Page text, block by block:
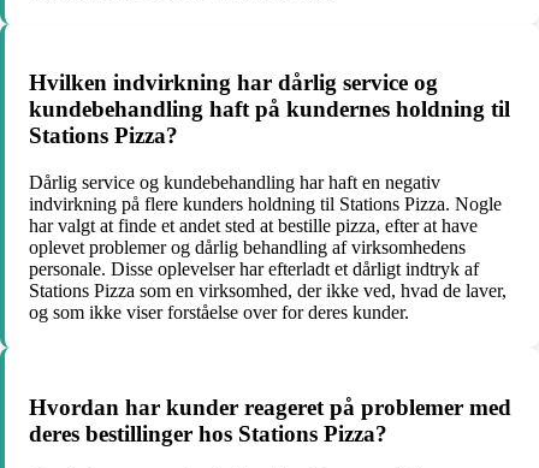
Hvilken indvirkning har dårlig service og
kundebehandling haft på kundernes holdning til
Stations Pizza?
Dårlig service og kundebehandling har haft en negativ
indvirkning på flere kunders holdning til Stations Pizza. Nogle
har valgt at finde et andet sted at bestille pizza, efter at have
oplevet problemer og dårlig behandling af virksomhedens
personale. Disse oplevelser har efterladt et dårligt indtryk af
Stations Pizza som en virksomhed, der ikke ved, hvad de laver,
og som ikke viser forståelse over for deres kunder.
Hvordan har kunder reageret på problemer med
deres bestillinger hos Stations Pizza?